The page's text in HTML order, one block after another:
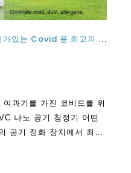
사무실 책상 용 H13 Hepa 필터가있는 Covid 용 최고의 휴대용 미니 데스크탑 UVC 나노 공기 청정기
과기를 가진 코비드를 위
나노 공기 청정기 어떤
공기 정화 장치에서 최고
니다.